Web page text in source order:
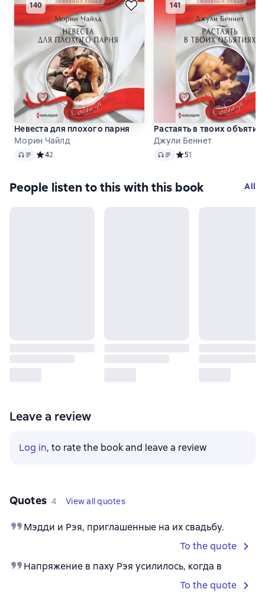
Невеста для плохого парня
Морин Чайлд
Audio Средний рейтинг 4 на основе 2 оценок
42
Растаять в твоих
Джули Беннет
Audio Средний рейтинг 5 на
51
People listen to this with this book All
Leave a review
Log in, to rate the book and leave a review
Quotes 4 View all quotes
Мэдди и Рэя, приглашенные на их свадьбу.
To the quote
Напряжение в паху Рэя усилилось, когда в
To the quote